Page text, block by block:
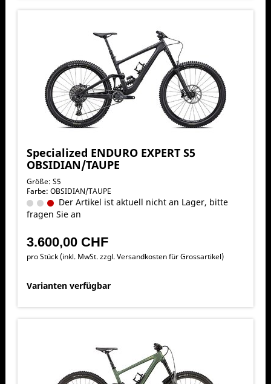
Specialized ENDURO EXPERT S5
OBSIDIAN/TAUPE
Größe: S5
Farbe: OBSIDIAN/TAUPE
Der Artikel ist aktuell nicht an Lager, bitte
fragen Sie an
3.600,00 CHF
pro Stück (inkl. MwSt. zzgl.Versandkosten für Grossartikel)
Varianten verfügbar